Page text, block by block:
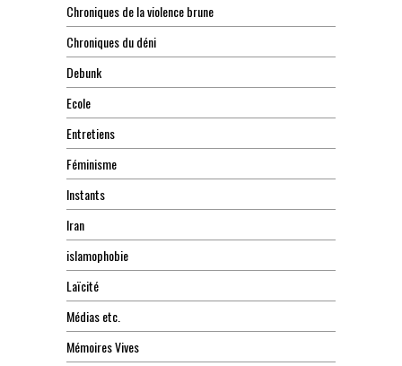
Chroniques de la violence brune
Chroniques du déni
Debunk
Ecole
Entretiens
Féminisme
Instants
Iran
islamophobie
Laïcité
Médias etc.
Mémoires Vives